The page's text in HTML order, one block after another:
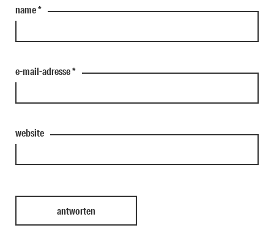
name*
e-mail-adresse*
website